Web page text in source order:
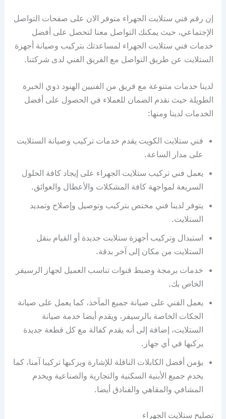
إن رقم فني ستلايت الجهراء متوفر الان على صفحات التواصل
الإجتماعي، حيث يمكنك التواصل معنا لتحصل على أفضل
خدمات فني ستلايت الجهراء لمساعدتك بتركيب وصيانة أجهزة
الستلايت عن طريق التواصل مع الفريق الفني لدى شركتنا.
لدينا خدمات متنوعة مع فريق من الفنيين الهنود ذوي الخبرة
الطويلة حيث نقدم الضمان للعملاء في الحصول على أفضل
الخدمات لدينا ومنها:
فني ستلايت الكويت يقدم خدمات تركيب وصيانة الستلايت
على مدار الساعة.
يعمل فني تركيب ستلايت الجهراء على إيجاد كافة الحلول
السريعة لمواجهة كافة المشكلات والأعطال والعوائق.
يتوفر لدينا فني مختص بتركيب وتوصيل وإصلاح وتمديد
الستلايت.
استبدال وتركيب أجهزة ستلايت جديدة أو القيام بنقل
الستلايت من مكان إلى آخر بدقة.
خدمات برمجة وضبط قنوات تناسب العميل لجهاز الرسيفر
الخاص بك.
يعمل الفني على صيانة جميع المآخذ، كما يعمل على صيانة
الجكات الخاصة بالرسيفر، ويقدم أيضا خدمة صيانة
الستلايت، إضافة إلى أنه يقدم كفالة مع كل قطعة جديدة
يركبها في أي جهاز.
يؤمن أفضل الكابلات الناقلة للإشارة ويركبها تركيبا آمنا، كما
يخدم جميع الأبنية السكنية والتجارية والصناعية ويخدم
المشافي والمقاهي والفنادق أيضا.
تصليح ستلايت الجهراء